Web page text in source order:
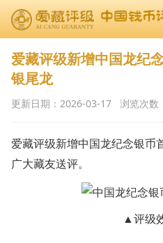
爱藏评级新增中国龙
银尾龙
更新日期： 2026-03-17 浏览次数
爱藏评级新增中国龙纪念银
广大藏友送评。
▲评级